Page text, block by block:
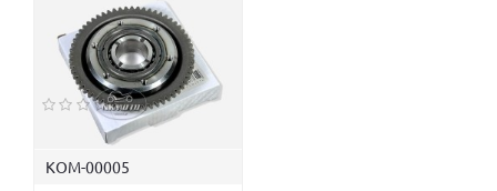
ΚΟΜ-00005